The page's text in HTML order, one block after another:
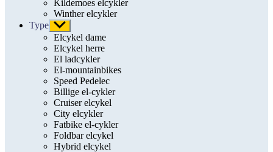
Kildemoes elcykler
Winther elcykler
Type Vis
undermenu
Elcykel dame
Elcykel herre
El ladcykler
El-mountainbikes
Speed Pedelec
Billige el-cykler
Cruiser elcykel
City elcykler
Fatbike el-cykler
Foldbar elcykel
Hybrid elcykel